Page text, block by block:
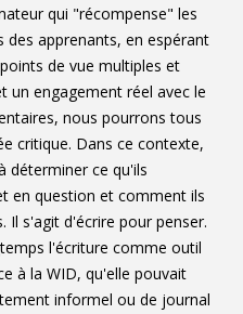
qui "récompense" les
des apprenants, en espérant
de vue multiples et
un engagement réel avec le
nous pourrons tous
critique. Dans ce contexte,
déterminer ce qu'ils
en question et comment ils
Il s'agit d'écrire pour penser.
l'écriture comme outil
à la WID, qu'elle pouvait
informel ou de journal